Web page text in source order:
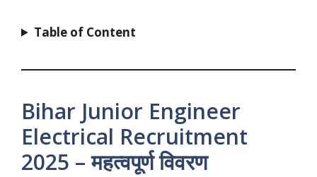
Table of Content
Bihar Junior Engineer
Electrical Recruitment
2025 – महत्वपूर्ण विवरण